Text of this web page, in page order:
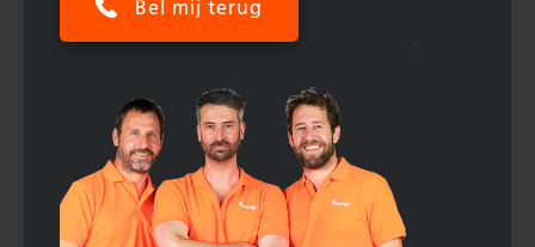
Bel mij terug